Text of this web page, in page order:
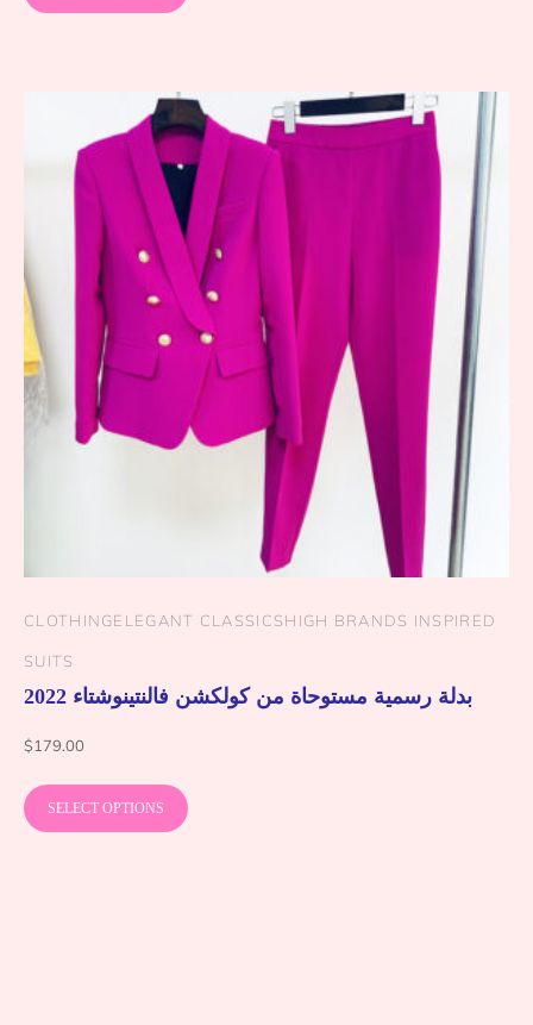
CLOTHINGELEGANT CLASSICSHIGH BRANDS INSPIRED
SUITS
بدلة رسمية مستوحاة من كولكشن فالنتينوشتاء 2022
$179.00
SELECT OPTIONS